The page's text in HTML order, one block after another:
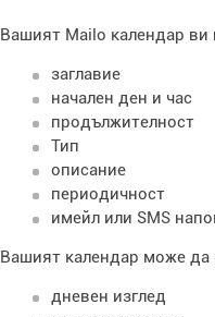
Вашият Mailo календар ви
заглавие
начален ден и час
продължителност
Тип
описание
периодичност
имейл или SMS
Вашият календар може да
дневен изглед